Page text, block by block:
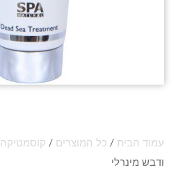
עמוד הבית / כל המוצרים / קוסמטיקה
ודבש מינרלי